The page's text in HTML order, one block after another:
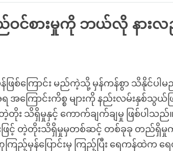
on
facebook
ဝင်စားမှုကို ဘယ်လို နား
ြစ်ကြောင်း မည်ကဲ့သို့ မှန်ကန်စွာ သိနိုင်ပါမ
ရ အကြောင်းကိစ္စ များကို နည်းလမ်းနှစ်သွ
တိုး သိရှိမှုနှင့် ကောက်ချက်ချမှု ဖြစ်ပါသည်
းဖြင့် တဲ့တိုးသိရှိမှုမှတစ်ဆင့် တစ်ခုခု တည်ရှိ
ကြည့်မှန်ပြောင်းမှ ကြည့်ပြီး ရေကန်ထဲက